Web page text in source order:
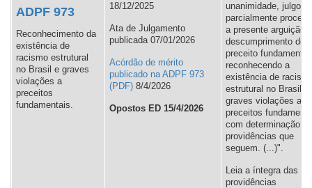
ADPF 973
Reconhecimento da
existência de
racismo estrutural
no Brasil e graves
violações a
preceitos
fundamentais.
18/12/2025
Ata de Julgamento
publicada 07/01/2026
Acórdão de mérito
publicado na ADPF 973
8/4/2026
Opostos ED 15/4/2026
unanimidade, julgou
parcialmente
a presente arguição
descumprimento de
preceito fundamental,
reconhecendo a
existência de
estrutural no Brasil e
graves violações a
preceitos
com determinação
providências que
seguem. (...)".
Leia a íntegra das
providências